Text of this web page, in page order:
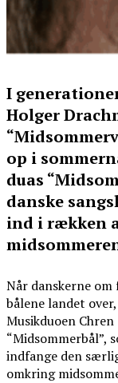
I
Holger
op i
duas
danske
ind i rækken
Når danskerne om
bålene landet
Musikduoen
“Midsommerbål”,
indfange den
omkring